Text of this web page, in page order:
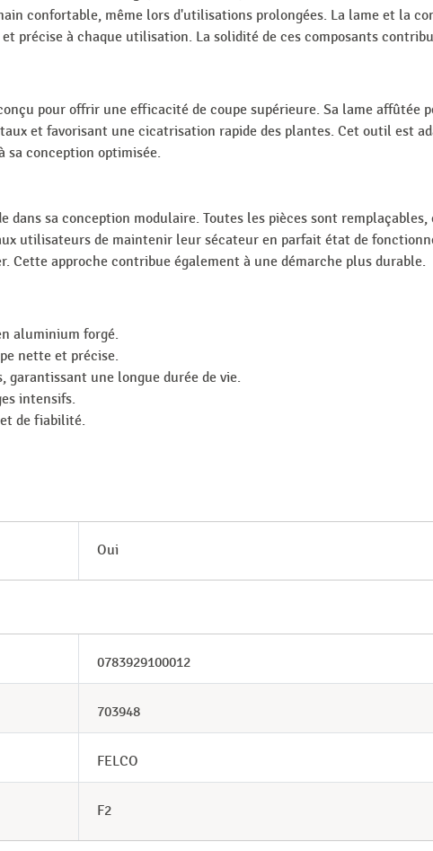
confortable, même lors d'utilisations prolongées. La lame et la
précise à chaque utilisation. La solidité de ces composants
pour offrir une efficacité de coupe supérieure. Sa lame affûtée
et favorisant une cicatrisation rapide des plantes. Cet outil est
sa conception optimisée.
dans sa conception modulaire. Toutes les pièces sont
utilisateurs de maintenir leur sécateur en parfait état de
Cette approche contribue également à une démarche plus durable.
aluminium forgé.
nette et précise.
garantissant une longue durée de vie.
intensifs.
et de fiabilité.
Oui
0783929100012
703948
FELCO
F2